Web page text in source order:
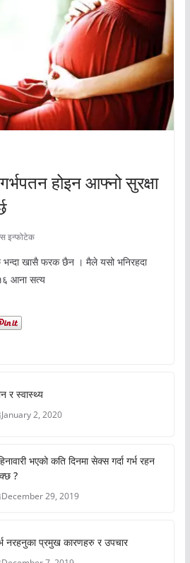
होइन आफ्नो सुरक्षा
इन्फोटेक
भन्दा खासै फरक छैन । मैले यसो भनिरहदा
आना सत्य
र स्वास्थ्य
January 2, 2020
भएको कति दिनमा सेक्स गर्दा गर्भ रहन
?
December 29, 2019
नरहनुका प्रमुख कारणहरु र उपचार